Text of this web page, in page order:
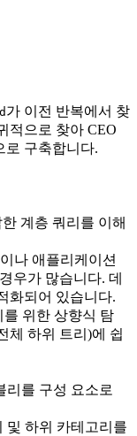
가 이전 반복에서 찾
적으로 찾아 CEO
로 구축합니다.
계층 쿼리를 이해
나 애플리케이션
우가 많습니다. 데
화되어 있습니다.
위한 상향식 탐
체 하위 트리)에 쉽
리를 구성 요소로
및 하위 카테고리를